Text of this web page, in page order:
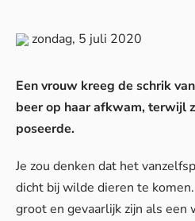
zondag, 5 juli 2020
Een vrouw kreeg de schrik
beer op haar afkwam, terwijl
poseerde.
Je zou denken dat het
dicht bij wilde dieren te
groot en gevaarlijk zijn als een